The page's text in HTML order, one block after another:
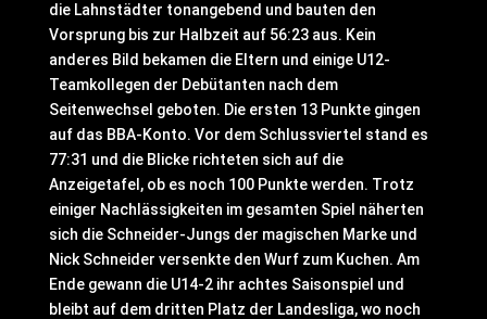
die Lahnstädter tonangebend und bauten den
Vorsprung bis zur Halbzeit auf 56:23 aus. Kein
anderes Bild bekamen die Eltern und einige U12-
Teamkollegen der Debütanten nach dem
Seitenwechsel geboten. Die ersten 13 Punkte gingen
auf das BBA-Konto. Vor dem Schlussviertel stand es
77:31 und die Blicke richteten sich auf die
Anzeigetafel, ob es noch 100 Punkte werden. Trotz
einiger Nachlässigkeiten im gesamten Spiel näherten
sich die Schneider-Jungs der magischen Marke und
Nick Schneider versenkte den Wurf zum Kuchen. Am
Ende gewann die U14-2 ihr achtes Saisonspiel und
bleibt auf dem dritten Platz der Landesliga, wo noch